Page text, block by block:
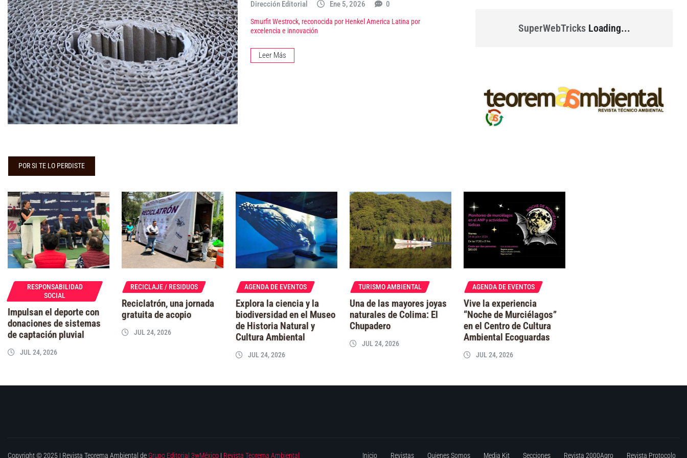
Dirección Editorial Ene 5, 2026 0
Smurfit Westrock, reconocida por Henkel America Latina por
excelencia e innovación
Leer Más
SuperWebTricksLoading...
POR SI TE LO PERDISTE
RESPONSABILIDAD
SOCIAL
Impulsan el deporte con
donaciones de sistemas
de captación pluvial
JUL 24, 2026
RECICLAJE / RESIDUOS
Reciclatrón, una jornada
gratuita de acopio
JUL 24, 2026
AGENDA DE EVENTOS
Explora la ciencia y la
biodiversidad en el Museo
de Historia Natural y
Cultura Ambiental
JUL 24, 2026
TURISMO AMBIENTAL
Una de las mayores joyas
naturales de Colima: El
Chupadero
JUL 24, 2026
AGENDA DE EVENTOS
Vive la experiencia
“Noche de Murciélagos”
en el Centro de Cultura
Ambiental Ecoguardas
JUL 24, 2026
Copyright © 2025 | Revista Teorema Ambiental de Grupo Editorial 3wMéxico | Revista Teorema Ambiental Inicio Revistas Quienes Somos Media Kit Secciones Revista 2000Agro Revista Protocolo